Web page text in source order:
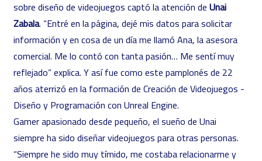
sobre diseño de videojuegos captó la atención de Unai
Zabala. “Entré en la página, dejé mis datos para solicitar
información y en cosa de un día me llamó Ana, la asesora
comercial. Me lo contó con tanta pasión… Me sentí muy
reflejado” explica. Y así fue como este pamplonés de 22
años aterrizó en la formación de Creación de Videojuegos -
Diseño y Programación con Unreal Engine.
Gamer apasionado desde pequeño, el sueño de Unai
siempre ha sido diseñar videojuegos para otras personas.
“Siempre he sido muy tímido, me costaba relacionarme y